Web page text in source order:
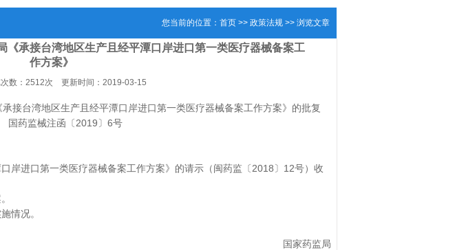
您当前的位置： 首页 >> 政策法规 >> 浏览文章
《承接台湾地区生产且经平潭口岸进口第一类医疗器械备案工
作方案》
数：2512次 更新时间：2019-03-15
接台湾地区生产且经平潭口岸进口第一类医疗器械备案工作方案》的批复
国药监械注函〔2019〕6号
进口第一类医疗器械备案工作方案》的请示（闽药监〔2018〕12号）收
情况。
国家药监局